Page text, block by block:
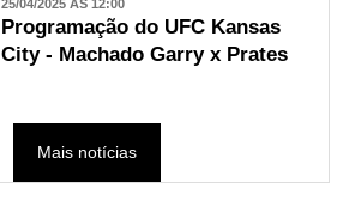
25/04/2025 ÀS 12:00
Programação do UFC Kansas
City - Machado Garry x Prates
Mais notícias